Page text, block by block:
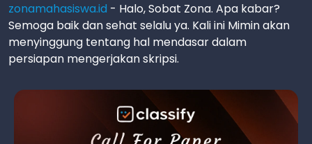
zonamahasiswa.id - Halo, Sobat Zona. Apa kabar?
Semoga baik dan sehat selalu ya. Kali ini Mimin akan
menyinggung tentang hal mendasar dalam
persiapan mengerjakan skripsi.